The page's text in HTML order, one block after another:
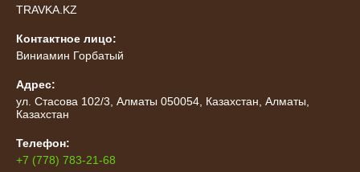
TRAVKA.KZ
Контактное лицо:
Виниамин Горбатый
Адрес:
ул. Стасова 102/3, Алматы 050054, Казахстан, Алматы,
Казахстан
Телефон:
+7 (778) 783-21-68